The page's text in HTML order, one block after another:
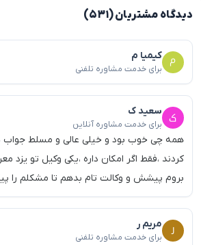
دیدگاه مشتریان (۵۳۱)
کیمیا م
برای خدمت مشاوره تلفنی
سعید ک
برای خدمت مشاوره آنلاین
همه چی خوب بود و خیلی عالی و مسلط جواب
کردند ،فقط اگر امکان داره ،یکی وکیل تو یزد
بروم پیشش و وکالت تام بدهم تا مشکلم را
مریم ر
برای خدمت مشاوره تلفنی